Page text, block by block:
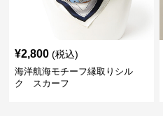
¥2,800 (税込)
海洋航海モチーフ縁取りシル
ク スカーフ